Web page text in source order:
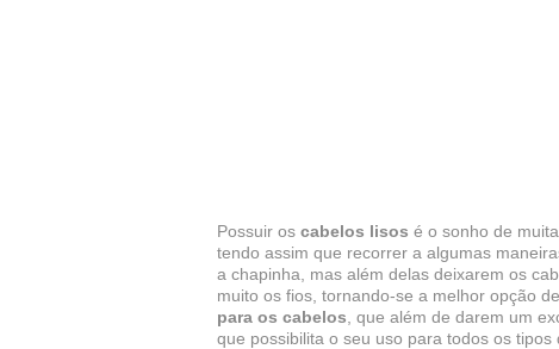
Possuir os cabelos lisos é o sonho de
tendo assim que recorrer a algumas
a chapinha, mas além delas deixarem os
muito os fios, tornando-se a melhor opção
para os cabelos , que além de darem um
que possibilita o seu uso para todos os